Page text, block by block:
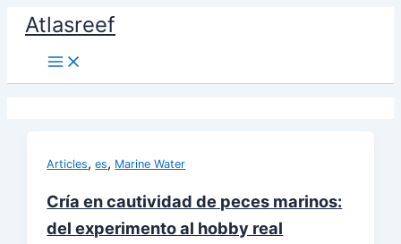
contenido
Atlasreef
Articles,es, Marine Water
Cría en cautividad de peces marinos:
del experimento al hobby real